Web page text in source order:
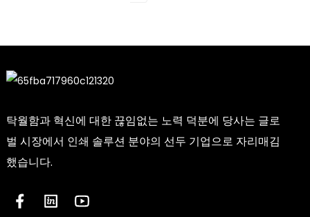
탁월함과 혁신에 대한 끊임없는 노력 덕분에 당사는 글로
벌 시장에서 인쇄 솔루션 분야의 선두 기업으로 자리매김
했습니다.